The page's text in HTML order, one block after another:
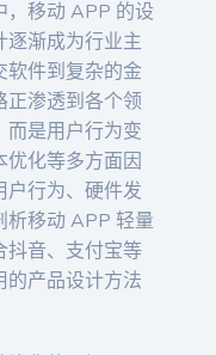
，移动 APP 的设
逐渐成为行业主
软件到复杂的金
正渗透到各个领
而是用户行为变
化等多方面因
户行为、硬件发
析移动 APP 轻量
抖音、支付宝等
的产品设计方法